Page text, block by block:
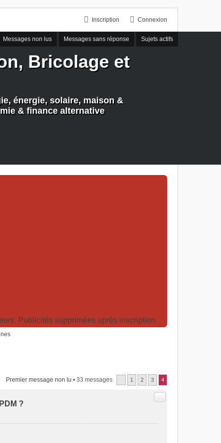
Connexion
Inscription
Messages non lus Messages sans réponse Sujets actifs
Bricolage et
énergie, solaire, maison &
& finance alternative
Publicités supprimées après inscription.
Premier message non lu • 33 messages 1 2 3 4
?
Citer